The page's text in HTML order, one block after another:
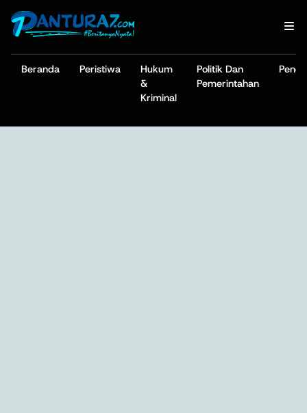
Beranda Peristiwa
Hukum
&
Kriminal
Politik Dan
Pemerintahan